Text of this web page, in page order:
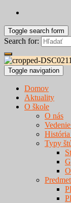
Toggle search form
Search for:
Toggle navigation
Domov
Aktuality
O škole
O nás
Typy